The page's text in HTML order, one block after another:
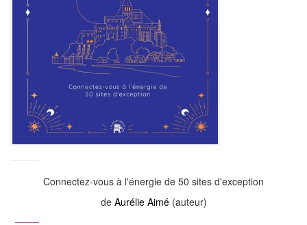
Connectez-vous à l'énergie de 50 sites d'exception
de Aurélie Aimé(auteur)